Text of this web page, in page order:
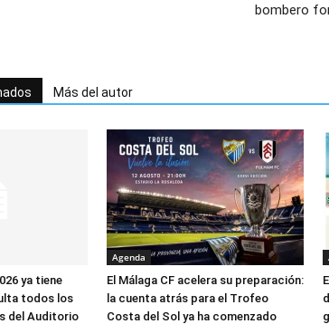
bombero
Más del autor
ya tiene
todos los
del Auditorio
Agenda
El Málaga CF acelera su preparación:
la cuenta atrás para el Trofeo
Costa del Sol ya ha comenzado